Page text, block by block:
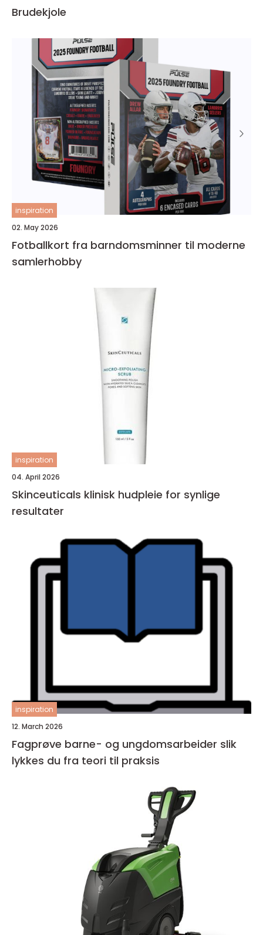
Brudekjole
inspiration
02. May 2026
Fotballkort fra barndomsminner til moderne
samlerhobby
inspiration
04. April 2026
Skinceuticals klinisk hudpleie for synlige
resultater
inspiration
12. March 2026
Fagprøve barne- og ungdomsarbeider slik
lykkes du fra teori til praksis